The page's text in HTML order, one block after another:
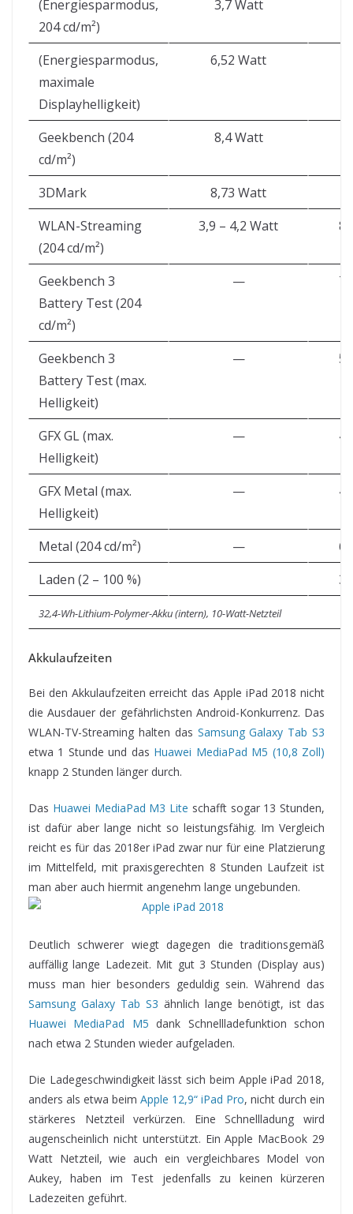
(Energiesparmodus,
204 cd/m²)
3,7 Watt
(Energiesparmodus,
maximale
Displayhelligkeit)
6,52 Watt
Geekbench (204
cd/m²)
8,4 Watt
3DMark 8,73 Watt
WLAN-Streaming
(204 cd/m²)
3,9 – 4,2 Watt
Geekbench 3
Battery Test (204
cd/m²)
—
Geekbench 3
Battery Test (max.
Helligkeit)
—
GFX GL (max.
Helligkeit)
—
GFX Metal (max.
Helligkeit)
—
Metal (204 cd/m²) —
Laden (2 – 100 %)
32,4-Wh-Lithium-Polymer-Akku (intern), 10-Watt-Netzteil
Akkulaufzeiten
Bei den Akkulaufzeiten erreicht das Apple iPad 2018 nicht
die Ausdauer der gefährlichsten Android-Konkurrenz. Das
WLAN-TV-Streaming halten das Samsung Galaxy Tab S3
etwa 1 Stunde und das Huawei MediaPad M5 (10,8 Zoll)
knapp 2 Stunden länger durch.
Das Huawei MediaPad M3 Lite schafft sogar 13 Stunden,
ist dafür aber lange nicht so leistungsfähig. Im Vergleich
reicht es für das 2018er iPad zwar nur für eine Platzierung
im Mittelfeld, mit praxisgerechten 8 Stunden Laufzeit ist
man aber auch hiermit angenehm lange ungebunden.
Deutlich schwerer wiegt dagegen die traditionsgemäß
auffällig lange Ladezeit. Mit gut 3 Stunden (Display aus)
muss man hier besonders geduldig sein. Während das
Samsung Galaxy Tab S3 ähnlich lange benötigt, ist das
Huawei MediaPad M5 dank Schnellladefunktion schon
nach etwa 2 Stunden wieder aufgeladen.
Die Ladegeschwindigkeit lässt sich beim Apple iPad 2018,
anders als etwa beim Apple 12,9“ iPad Pro, nicht durch ein
stärkeres Netzteil verkürzen. Eine Schnellladung wird
augenscheinlich nicht unterstützt. Ein Apple MacBook 29
Watt Netzteil, wie auch ein vergleichbares Model von
Aukey, haben im Test jedenfalls zu keinen kürzeren
Ladezeiten geführt.